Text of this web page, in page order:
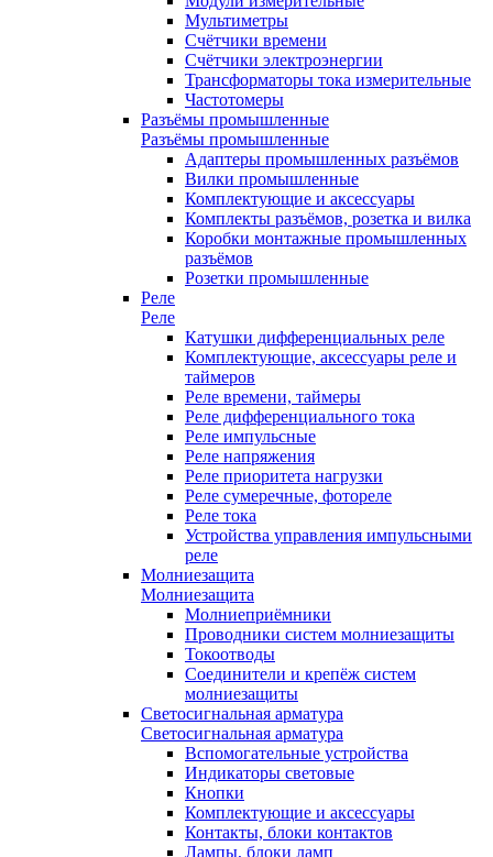
Мультиметры
Счётчики времени
Счётчики электроэнергии
Трансформаторы тока измерительные
Частотомеры
Разъёмы промышленные
Разъёмы промышленные
Адаптеры промышленных разъёмов
Вилки промышленные
Комплектующие и аксессуары
Комплекты разъёмов, розетка и вилка
Коробки монтажные промышленных
разъёмов
Розетки промышленные
Реле
Реле
Катушки дифференциальных реле
Комплектующие, аксессуары реле и
таймеров
Реле времени, таймеры
Реле дифференциального тока
Реле импульсные
Реле напряжения
Реле приоритета нагрузки
Реле сумеречные, фотореле
Реле тока
Устройства управления импульсными
реле
Молниезащита
Молниезащита
Молниеприёмники
Проводники систем молниезащиты
Токоотводы
Соединители и крепёж систем
молниезащиты
Светосигнальная арматура
Светосигнальная арматура
Вспомогательные устройства
Индикаторы световые
Кнопки
Комплектующие и аксессуары
Контакты, блоки контактов
Лампы, блоки ламп